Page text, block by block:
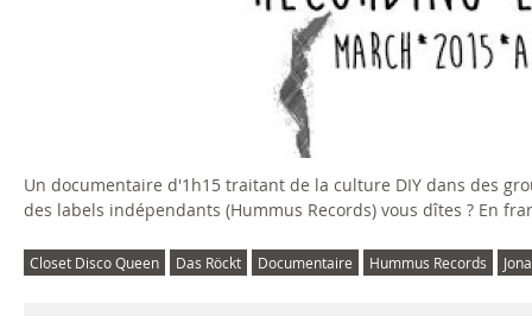
d
i
Un documentaire d'1h15 traitant de la culture DIY dans des
des labels indépendants (Hummus Records) vous dîtes ? En
Closet Disco Queen Das Röckt Documentaire Hummus Records